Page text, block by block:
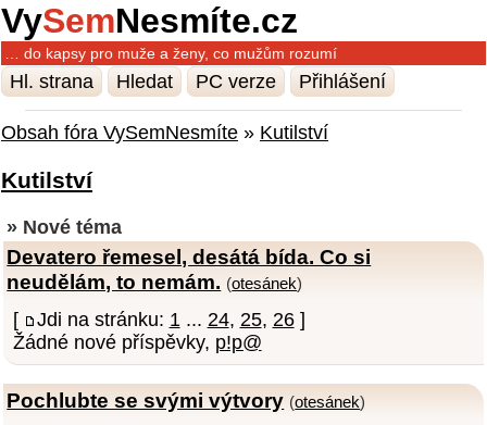
VySemNesmíte.cz
… do kapsy pro muže a ženy, co mužům rozumí
Hl. strana Hledat PC verze Přihlášení
Obsah fóra VySemNesmíte » Kutilství
Kutilství
» Nové téma
Devatero řemesel, desátá bída. Co si
neudělám, to nemám. (otesánek)
[ Jdi na stránku: 1 ... 24, 25, 26]
Žádné nové příspěvky, p!p@
Pochlubte se svými výtvory (otesánek)